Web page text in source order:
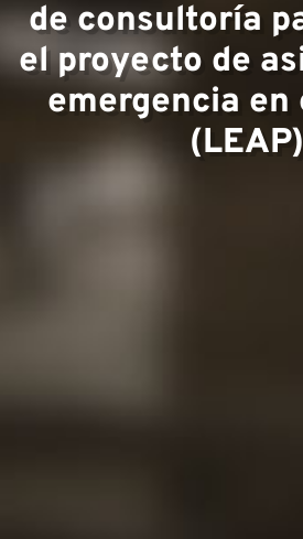
de consultoría
el proyecto de
emergencia en
(LEAP)